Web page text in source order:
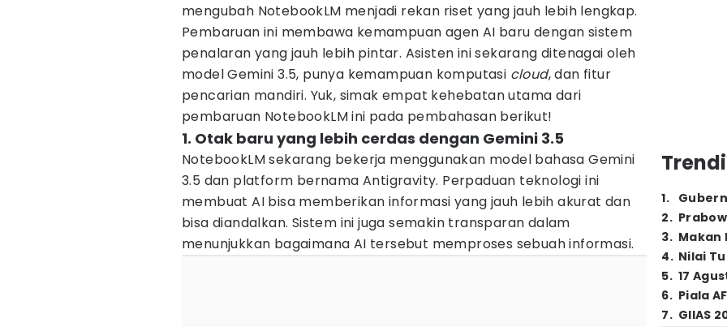
mengubah NotebookLM menjadi rekan riset yang jauh lebih lengkap.
Pembaruan ini membawa kemampuan agen AI baru dengan sistem
penalaran yang jauh lebih pintar. Asisten ini sekarang ditenagai oleh
model Gemini 3.5, punya kemampuan komputasi cloud, dan fitur
pencarian mandiri. Yuk, simak empat kehebatan utama dari
pembaruan NotebookLM ini pada pembahasan berikut!
1. Otak baru yang lebih cerdas dengan Gemini 3.5
NotebookLM sekarang bekerja menggunakan model bahasa Gemini
3.5 dan platform bernama Antigravity. Perpaduan teknologi ini
membuat AI bisa memberikan informasi yang jauh lebih akurat dan
bisa diandalkan. Sistem ini juga semakin transparan dalam
menunjukkan bagaimana AI tersebut memproses sebuah informasi.
1.
2.
3. Makan
4. Nilai
5. 17
6. Piala
7. GIIAS